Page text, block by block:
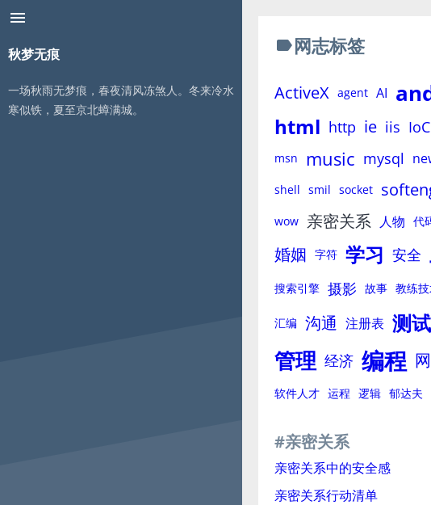
menu
秋梦无痕
一场秋雨无梦痕，春夜清风冻煞人。冬来冷水
寒似铁，夏至京北蟑满城。
label网志标签
ActiveX agent AI
html http ie iis IoC
msn music mysql
shell smil socket
wow 亲密关系 人物 代
婚姻 字符 学习 安全
搜索引擎 摄影 故事 教练
汇编 沟通 注册表 测试
管理 经济 编程
软件人才 运程 逻辑 郁达夫
#亲密关系
亲密关系中的安全感
亲密关系行动清单